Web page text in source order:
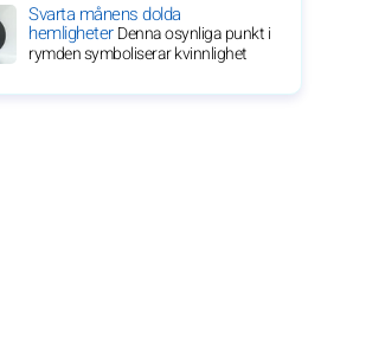
Svarta månens dolda
hemligheterDenna osynliga punkt i
rymden symboliserar kvinnlighet